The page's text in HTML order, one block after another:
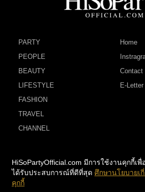
PARTY
PEOPLE
BEAUTY
LIFESTYLE
FASHION
TRAVEL
CHANNEL
Home
Contact
E-Letter
HiSoPartyOfficial.com มีการใช้งานคุกกี้เ
ได้รับประสบการณ์ที่ดีที่สุด ศึกษานโยบายเ
คุกกี้